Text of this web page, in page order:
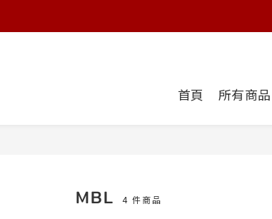
Free
首頁 所有商品
MBL4 件商品